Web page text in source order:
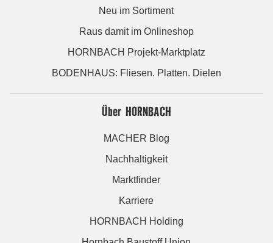
Neu im Sortiment
Raus damit im Onlineshop
HORNBACH Projekt-Marktplatz
BODENHAUS: Fliesen. Platten. Dielen
Über HORNBACH
MACHER Blog
Nachhaltigkeit
Marktfinder
Karriere
HORNBACH Holding